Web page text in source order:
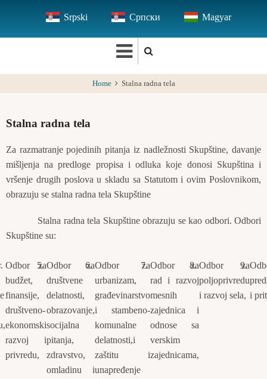
main
Srpski Српски Magyar
Home Stalna radna tela
Stalna radna tela
Za razmatranje pojedinih pitanja iz nadležnosti Skupštine, davanje
mišljenja na predloge propisa i odluka koje donosi Skupština i
vršenje drugih poslova u skladu sa Statutom i ovim Poslovnikom,
obrazuju se stalna radna tela Skupštine
Stalna radna tela Skupštine obrazuju se kao odbori. Odbori
Skupštine su:
Odbor za
budžet,
finansije,
društveno-
ekonomski
razvoj i
privredu,
Odbor za
društvene
delatnosti,
obrazovanje,
socijalna
pitanja,
zdravstvo,
omladinu i
Odbor za
urbanizam,
građevinarstvo
i stambeno-
komunalne
delatnosti,i
zaštitu i
unapređenje
Odbor za
rad i razvoj
mesnih
zajednica i
odnose sa
verskim
zajednicama,
Odbor za
poljoprivredu
i razvoj sela, i